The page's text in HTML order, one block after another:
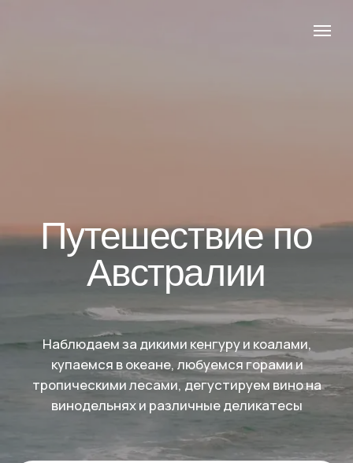
Наблюдаем за дикими кенгуру и коалами,
купаемся в океане, любуемся горами и
тропическими лесами, дегустируем вино на
винодельнях и различные деликатесы
УЗНАТЬ ПОДРОБНЕЕ
ЗАБРОНИРОВАТЬ